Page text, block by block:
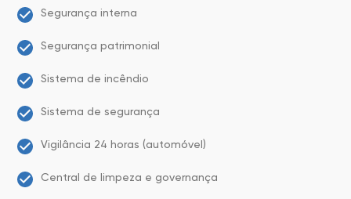
Segurança interna
Segurança patrimonial
Sistema de incêndio
Sistema de segurança
Vigilância 24 horas (automóvel)
Central de limpeza e governança